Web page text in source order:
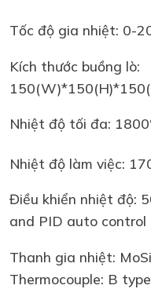
Tốc độ gia nhiệt: 0-
Kích thước buồng lò:
Nhiệt độ tối đa:
Nhiệt độ làm việc:
Điều khiển nhiệt độ:
and PID auto control
Thanh gia nhiệt:
Thermocouple: B type